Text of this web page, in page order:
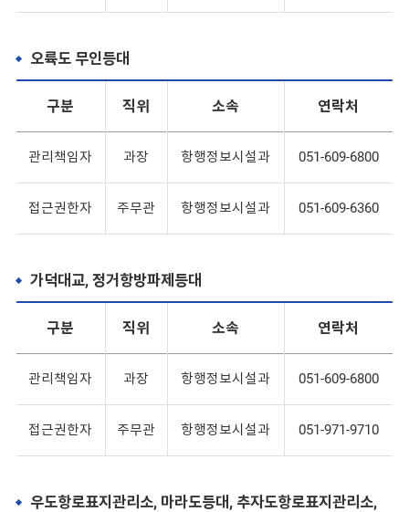
오륙도 무인등대
구분 직위 소속 연락처
관리책임자 과장 항행정보시설과 051-609-6800
접근권한자 주무관 항행정보시설과 051-609-6360
가덕대교, 정거항방파제등대
구분 직위 소속 연락처
관리책임자 과장 항행정보시설과 051-609-6800
접근권한자 주무관 항행정보시설과 051-971-9710
우도항로표지관리소, 마라도등대, 추자도항로표지관리소,